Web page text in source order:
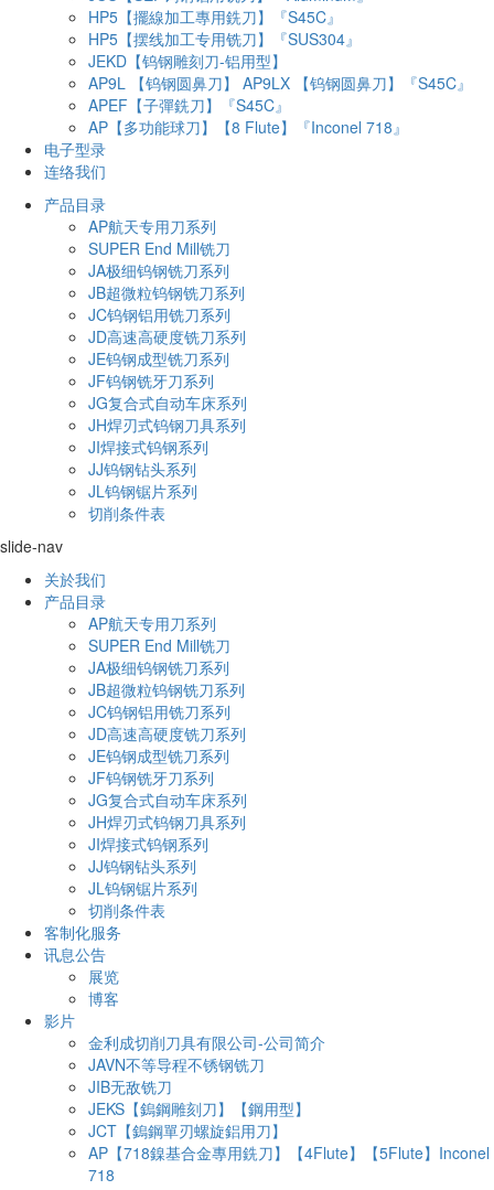
HP5【擺線加工專用銑刀】『S45C』
HP5【摆线加工专用铣刀】『SUS304』
JEKD【钨钢雕刻刀-铝用型】
AP9L 【钨钢圆鼻刀】 AP9LX 【钨钢圆鼻刀】『S45C』
APEF【子彈銑刀】『S45C』
AP【多功能球刀】【8 Flute】『Inconel 718』
电子型录
连络我们
产品目录
AP航天专用刀系列
SUPER End Mill铣刀
JA极细钨钢铣刀系列
JB超微粒钨钢铣刀系列
JC钨钢铝用铣刀系列
JD高速高硬度铣刀系列
JE钨钢成型铣刀系列
JF钨钢铣牙刀系列
JG复合式自动车床系列
JH焊刃式钨钢刀具系列
JI焊接式钨钢系列
JJ钨钢钻头系列
JL钨钢锯片系列
切削条件表
slide-nav
关於我们
产品目录
AP航天专用刀系列
SUPER End Mill铣刀
JA极细钨钢铣刀系列
JB超微粒钨钢铣刀系列
JC钨钢铝用铣刀系列
JD高速高硬度铣刀系列
JE钨钢成型铣刀系列
JF钨钢铣牙刀系列
JG复合式自动车床系列
JH焊刃式钨钢刀具系列
JI焊接式钨钢系列
JJ钨钢钻头系列
JL钨钢锯片系列
切削条件表
客制化服务
讯息公告
展览
博客
影片
金利成切削刀具有限公司-公司简介
JAVN不等导程不锈钢铣刀
JIB无敌铣刀
JEKS【鎢鋼雕刻刀】【鋼用型】
JCT【鎢鋼單刃螺旋鋁用刀】
AP【718鎳基合金專用銑刀】【4Flute】【5Flute】Inconel
718